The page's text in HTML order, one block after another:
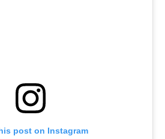
post on Instagram